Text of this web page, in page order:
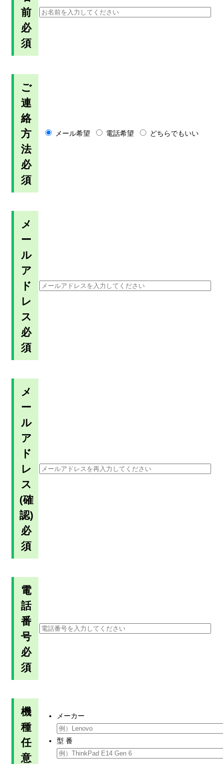
前
必
須
ご
連
絡
方
法
必
須
メール希望 電話希望 どちらでもいい
メ
ー
ル
ア
ド
レ
ス
必
須
メ
ー
ル
ア
ド
レ
ス
(確
認)
必
須
電
話
番
号
必
須
機
種
任
意
メーカー
型 番